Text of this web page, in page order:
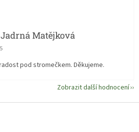
Matějková
obchodu je 5 z 5 hvězdiček.
pod stromečkem. Děkujeme.
Zobrazit další hodnocení